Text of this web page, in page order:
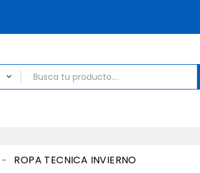
ROPA TECNICA INVIERNO